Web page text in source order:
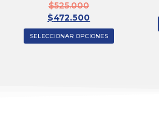
$525.000
$472.500
SELECCIONAR OPCIONES